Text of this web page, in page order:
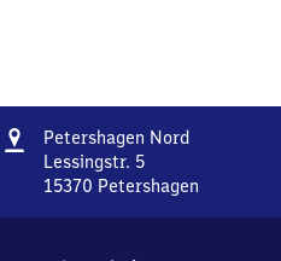
Adresse
Petershagen NordPetershagen
Lessingstr. 5
15370 Petershagen